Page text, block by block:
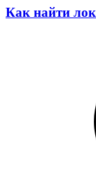
Как найти